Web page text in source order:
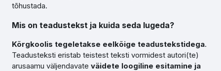
tõhustada.
Mis on teadustekst ja kuida seda lugeda?
Kõrgkoolis tegeletakse eelkõige teadustekstidega.
Teadusteksti eristab teistest teksti vormidest autori(te)
arusaamu väljendavate väidete loogiline esitamine ja